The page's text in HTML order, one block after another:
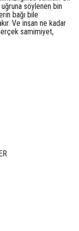
söylenen bin
bağı bile
Ve insan ne kadar
samimiyet,